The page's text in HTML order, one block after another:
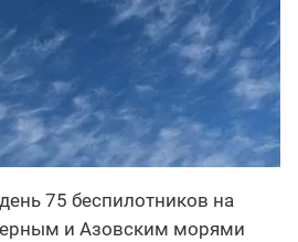
75 беспилотников на
и Азовским морями